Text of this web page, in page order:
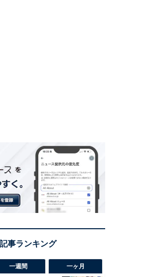
一週間 一ヶ月